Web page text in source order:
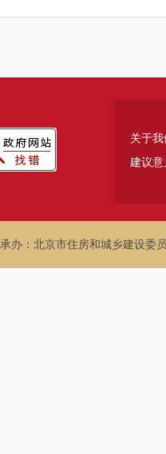
关于我
建议意
承办：北京市住房和城乡建设委